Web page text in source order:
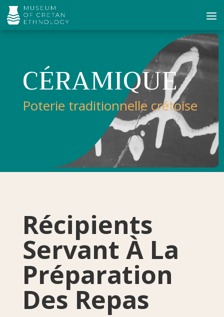
CÉRAMIQUE
Poterie traditionnelle crétoise
Récipients
Servant À La
Préparation
Des Repas